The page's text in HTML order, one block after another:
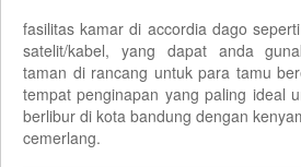
fasilitas kamar di accordia dago
satelit/kabel, yang dapat anda
taman di rancang untuk para tamu
tempat penginapan yang paling ideal
berlibur di kota bandung dengan
cemerlang.